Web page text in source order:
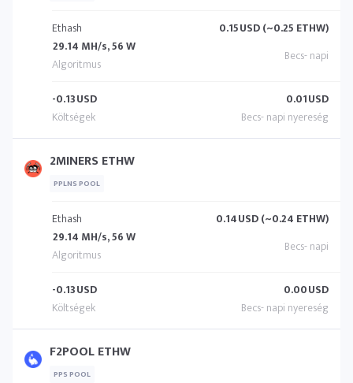
Ethash
29.14 MH/s, 56 W
0.15USD (~0.25 ETHW)
-0.13USD 0.01USD
2MINERS ETHW
PPLNS POOL
Ethash
29.14 MH/s, 56 W
0.14USD (~0.24 ETHW)
-0.13USD 0.00USD
F2POOL ETHW
PPS POOL